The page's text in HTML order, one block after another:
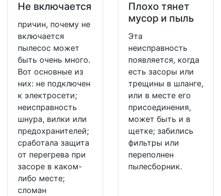
Не включается
причин, почему не
включается
пылесос может
быть очень много.
Вот основные из
них: не подключен
к электросети;
неисправность
шнура, вилки или
предохранителей;
сработала защита
от перегрева при
засоре в каком-
либо месте;
сломан
Плохо тянет
мусор и пыль
Эта
неисправность
появляется, когда
есть засоры или
трещины в шланге,
или в месте его
присоединения,
может быть и в
щетке; забились
фильтры или
переполнен
пылесборник.